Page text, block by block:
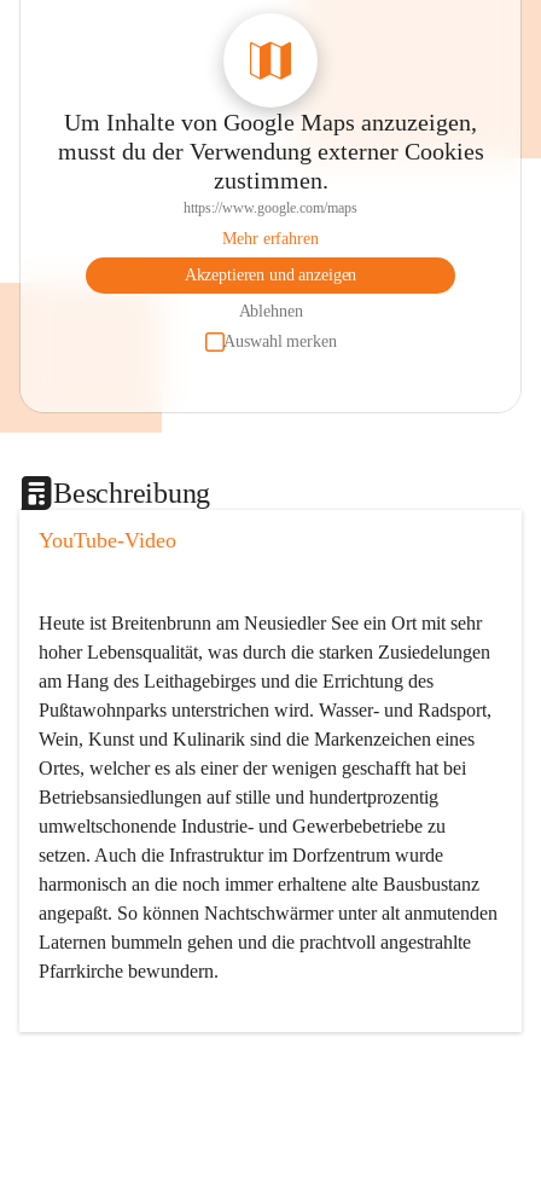
Um Inhalte von Google Maps anzuzeigen,
musst du der Verwendung externer Cookies
zustimmen.
https://www.google.com/maps
Mehr erfahren
Akzeptieren und anzeigen
Ablehnen
Auswahl merken
Beschreibung
YouTube-Video
Heute ist Breitenbrunn am Neusiedler See ein Ort mit sehr
hoher Lebensqualität, was durch die starken Zusiedelungen
am Hang des Leithagebirges und die Errichtung des
Pußtawohnparks unterstrichen wird. Wasser- und Radsport,
Wein, Kunst und Kulinarik sind die Markenzeichen eines
Ortes, welcher es als einer der wenigen geschafft hat bei
Betriebsansiedlungen auf stille und hundertprozentig
umweltschonende Industrie- und Gewerbebetriebe zu
setzen. Auch die Infrastruktur im Dorfzentrum wurde
harmonisch an die noch immer erhaltene alte Bausbustanz
angepaßt. So können Nachtschwärmer unter alt anmutenden
Laternen bummeln gehen und die prachtvoll angestrahlte
Pfarrkirche bewundern.
Der Weinbau dominert heute nicht mehr, ist aber integrativer